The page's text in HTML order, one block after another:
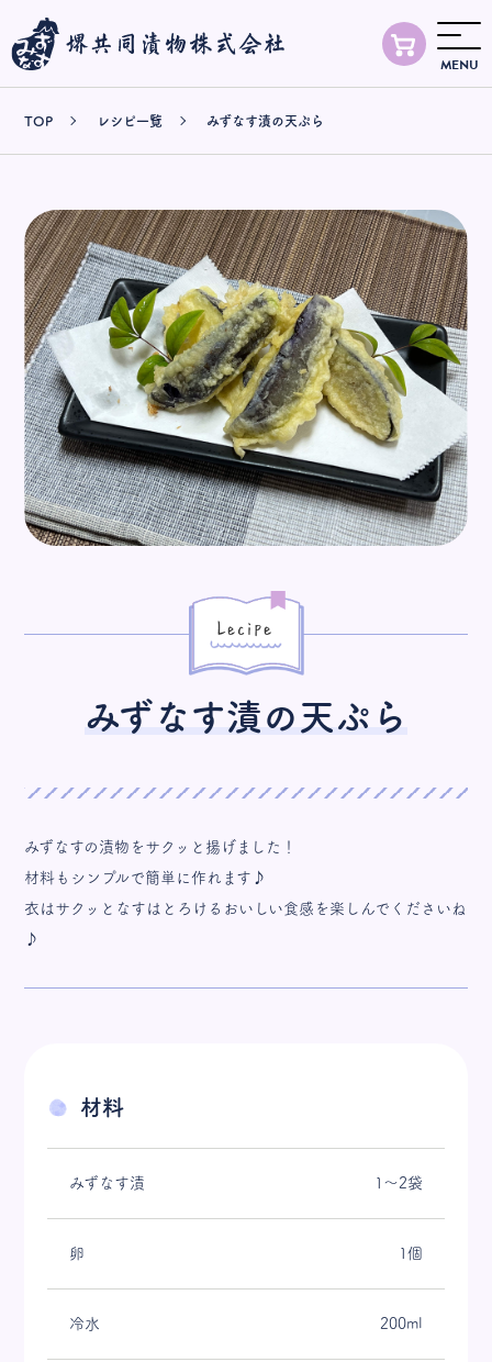
MENU
TOP
レシピ
知る・楽しむ
お知らせ
会社案内
072-237-2421
プライバシーポリシー
TOP レシピ一覧 みずなす漬の天ぷら
みずなす漬の天ぷら
みずなすの漬物をサクッと揚げました！
材料もシンプルで簡単に作れます♪
衣はサクッとなすはとろけるおいしい食感を楽しんでくださいね
♪
材料
みずなす漬 1～2袋
卵 1個
冷水 200ml